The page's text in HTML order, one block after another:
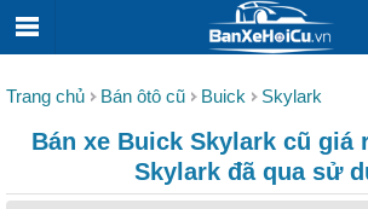
Trang chủ Bán ôtô cũ Buick Skylark
Bán xe Buick Skylark cũ giá
Skylark đã qua sử